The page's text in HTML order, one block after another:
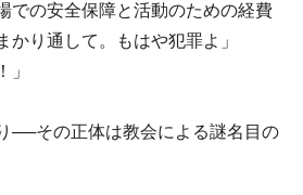
での安全保障と活動のための経費
かり通して。もはや犯罪よ」
──その正体は教会による謎名目の